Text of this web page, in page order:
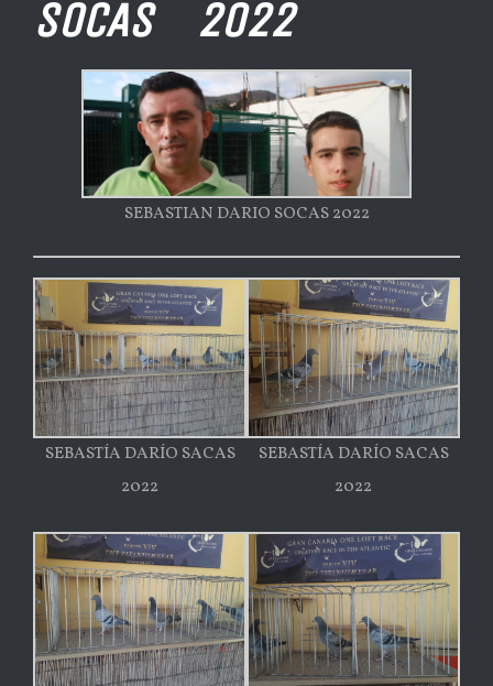
SOCAS 2022
SEBASTIAN DARIO SOCAS 2022
SEBASTÍA DARÍO SACAS
2022
SEBASTÍA DARÍO SACAS
2022